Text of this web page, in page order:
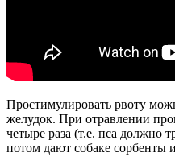
Простимулировать рвоту
желудок. При отравлении
четыре раза (т.е. пса должно
потом дают собаке сорбенты